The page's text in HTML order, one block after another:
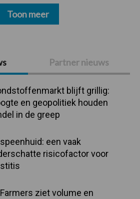
Partner nieuws
blijft grillig:
en geopolitiek houden
in de greep
een vaak
risicofactor voor
ziet volume en
Toon meer